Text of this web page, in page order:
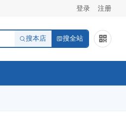
登录 注册
搜本店 搜全站